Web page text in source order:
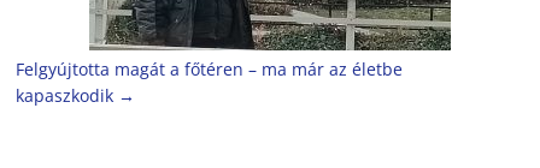
Felgyújtotta magát a főtéren – ma már az életbe
kapaszkodik →